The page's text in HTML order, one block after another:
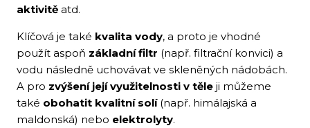
aktivitě atd.
Klíčová je také kvalita vody, a proto je vhodné
použít aspoň základní filtr (např. filtrační konvici) a
vodu následně uchovávat ve skleněných nádobách.
A pro zvýšení její využitelnosti v těle ji můžeme
také obohatit kvalitní solí(např. himálajská a
maldonská) nebo elektrolyty.